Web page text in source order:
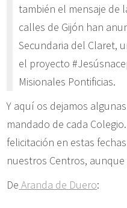
también el mensaje de
calles de Gijón han
Secundaria del Claret,
el proyecto
Misionales Pontificias.
Y aquí os dejamos
mandado de cada
felicitación en estas
nuestros Centros,
De Aranda de Duero: